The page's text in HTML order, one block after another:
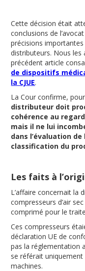
Cette décision était
conclusions de
précisions
distributeurs. Nous les
précédent article
de dispositifs
la CJUE.
La Cour confirme,
distributeur doit
cohérence au
mais il ne lui
dans l’évaluation
classification du
Les faits à
L’affaire concernait la
compresseurs d’air
comprimé pour le
Ces compresseurs
déclaration UE de
pas la réglementation
se référait
machines.